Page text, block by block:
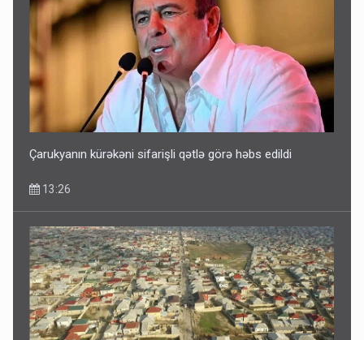
Çarukyanın kürəkəni sifarişli qətlə görə həbs edildi
13:26